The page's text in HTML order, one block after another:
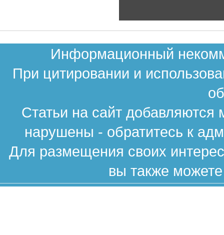
Информационный
При цитировании и
Статьи на сайт
нарушены - обратитесь к
Для размещения своих
вы также